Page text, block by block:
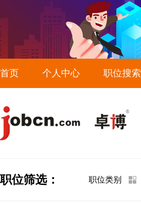
首页 个人中心 职位搜索
职位筛选： 职位类别